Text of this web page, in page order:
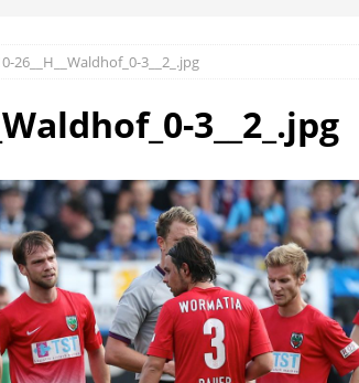
26__H__Waldhof_0-3__2_.jpg
3__2_.jpg